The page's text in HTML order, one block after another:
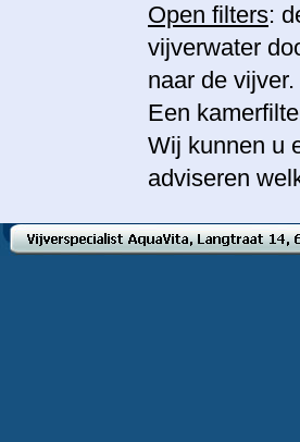
Open filters:
vijverwater
naar de
Een
Wij kunnen u
adviseren